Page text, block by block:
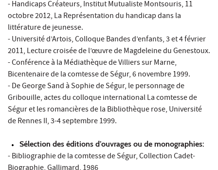
- Handicaps Créateurs, Institut Mutualiste Montsouris, 11
octobre 2012, La Représentation du handicap dans la
littérature de jeunesse.
- Université d’Artois, Colloque Bandes d’enfants, 3 et 4 février
2011, Lecture croisée de l’œuvre de Magdeleine du Genestoux.
- Conférence à la Médiathèque de Villiers sur Marne,
Bicentenaire de la comtesse de Ségur, 6 novembre 1999.
- De George Sand à Sophie de Ségur, le personnage de
Gribouille, actes du colloque international La comtesse de
Ségur et les romancières de la Bibliothèque rose, Université
de Rennes II, 3-4 septembre 1999.
Sélection des éditions d’ouvrages ou de monographies:
- Bibliographie de la comtesse de Ségur, Collection Cadet-